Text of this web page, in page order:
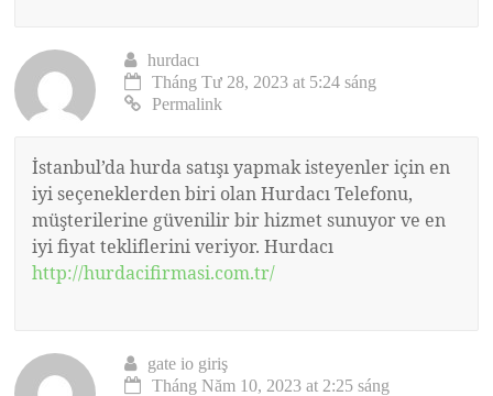
hurdacı
Tháng Tư 28, 2023 at 5:24 sáng
Permalink
İstanbul’da hurda satışı yapmak isteyenler için en
iyi seçeneklerden biri olan Hurdacı Telefonu,
müşterilerine güvenilir bir hizmet sunuyor ve en
iyi fiyat tekliflerini veriyor. Hurdacı
http://hurdacifirmasi.com.tr/
gate io giriş
Tháng Năm 10, 2023 at 2:25 sáng